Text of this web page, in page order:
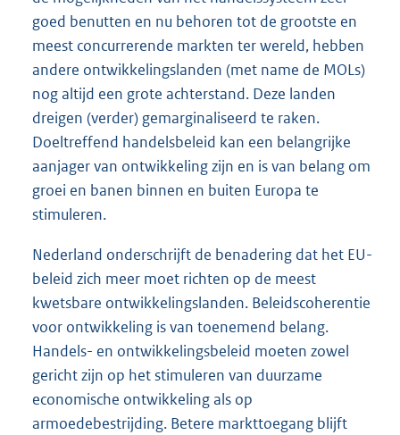
goed benutten en nu behoren tot de grootste en
meest concurrerende markten ter wereld, hebben
andere ontwikkelingslanden (met name de MOLs)
nog altijd een grote achterstand. Deze landen
dreigen (verder) gemarginaliseerd te raken.
Doeltreffend handelsbeleid kan een belangrijke
aanjager van ontwikkeling zijn en is van belang om
groei en banen binnen en buiten Europa te
stimuleren.
Nederland onderschrijft de benadering dat het EU-
beleid zich meer moet richten op de meest
kwetsbare ontwikkelingslanden. Beleidscoherentie
voor ontwikkeling is van toenemend belang.
Handels- en ontwikkelingsbeleid moeten zowel
gericht zijn op het stimuleren van duurzame
economische ontwikkeling als op
armoedebestrijding. Betere markttoegang blijft